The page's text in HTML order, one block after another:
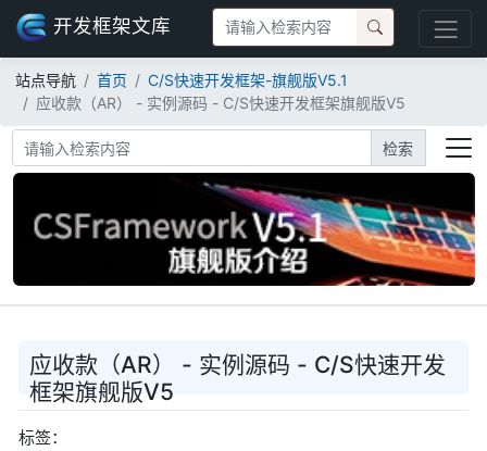
开发框架文库
站点导航 首页
C/S快速开发框架-旗舰版V5.1
应收款（AR） - 实例源码 - C/S快速开发框架旗舰版V5
检索
应收款（AR） - 实例源码 - C/S快速开发
框架旗舰版V5
标签：